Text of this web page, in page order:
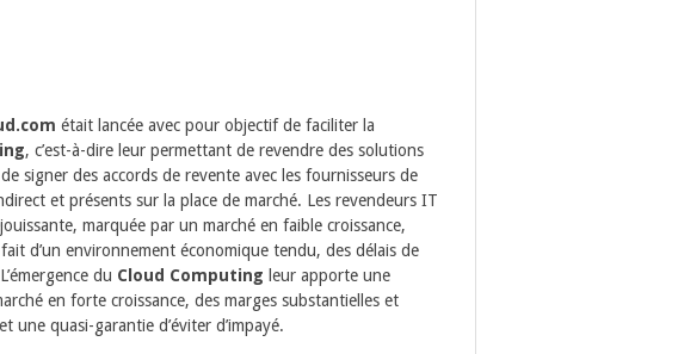
était lancée avec pour objectif de faciliter la
, c’est-à-dire leur permettant de revendre des solutions
signer des accords de revente avec les fournisseurs de
et présents sur la place de marché. Les revendeurs IT
marquée par un marché en faible croissance,
d’un environnement économique tendu, des délais de
du Cloud Computing leur apporte une
en forte croissance, des marges substantielles et
une quasi-garantie d’éviter d’impayé.